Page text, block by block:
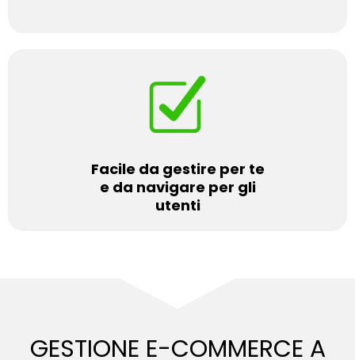
Facile da gestire per te
e da navigare per gli
utenti
GESTIONE E-COMMERCE A